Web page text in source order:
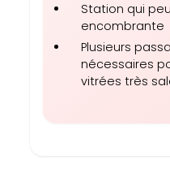
Station qui
encombrante
Plusieurs
nécessaires
vitrées très